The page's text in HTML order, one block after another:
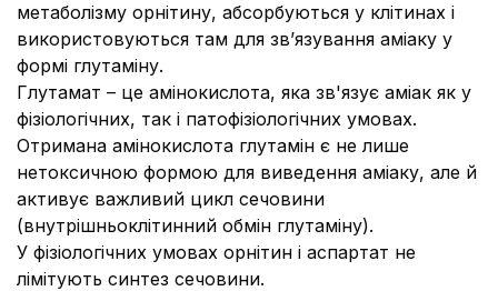
метаболізму орнітину, абсорбуються у клітинах і
використовуються там для зв’язування аміаку у
формі глутаміну.
Глутамат – це амінокислота, яка зв'язує аміак як у
фізіологічних, так і патофізіологічних умовах.
Отримана амінокислота глутамін є не лише
нетоксичною формою для виведення аміаку, але й
активує важливий цикл сечовини
(внутрішньоклітинний обмін глутаміну).
У фізіологічних умовах орнітин і аспартат не
лімітують синтез сечовини.